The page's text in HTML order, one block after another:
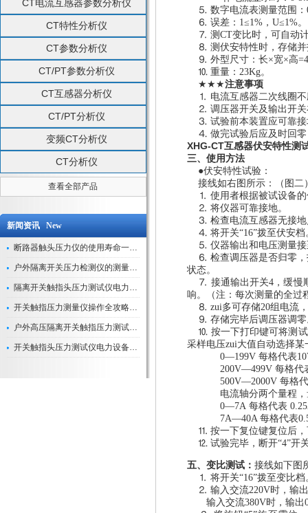
CT电流互感器参数分析仪
CT特性分析仪
CT参数分析仪
CT/PT参数分析仪
CT互感器分析仪
CT/PT分析仪
变频CT分析仪
CT分析仪
查看全部产品
新闻资讯 New
断路器触头压力仪的使用寿命一般是多久？
户外隔离开关压力检测仪的测量数据如何与GIS系统对接实现智能化运维？
隔离开关触指头压力测试仪电力系统安全运行的“定海神针”
开关触指压力测量仪操作全攻略：从准备到精准测量的实战指南
户外高压隔离开关触指压力测试仪的作用与价值
开关触指头压力测试仪电力设备安全的“隐形守护者”
⒌ 数字电流表测量范围：
⒍ 误差： 1≤1%，U≤1%。
⒎ 测CT变比时，可自动
⒏ 测伏安特性时，存储
⒐ 外型尺寸：长×宽×高
⒑ 重量： 23Kg。
★★★注意事项
⒈ 电流互感器二次线圈
⒉ 调压器开关及输出开
⒊ 试验前本装置应可靠接
⒋ 做完试验后应及时回
XHG-CT互感器伏安特性测
三、使用方法
●伏安特性试验：
接线如右图所示：（图二
⒈ 使用者根据被试设备
⒉ 将仪器可靠接地。
⒊ 检查电流互感器无接
⒋ 将开关“16”拨至伏安档
⒌ 仪器输出和电压测量
⒍ 检查调压器是否归零
状态。
⒎ 接通输出开关4，缓慢
响。（注：每次测量的全过
⒏ zui多可存储20组电流
⒐ 存储完毕后调压器调零
⒑ 按一下打印键可将测
采样电压zui大值自动选择某
0—199V 每格代表
200V—499V 每格代
500V—2000V 每格
电流轴分两个量程
0—7A 每格代表
7A—40A 每格代表
⒒ 按一下复位键复位后
⒓ 试验完毕，断开“4”开
五、变比测试： 接线如下图
⒈ 将开关“16”拨至变比档
⒉ 输入交流220V时，输
输入交流380V时，输出